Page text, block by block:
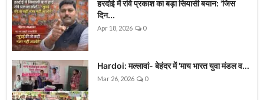
हरदोई में रवि प्रकाश का बड़ा सियासी बयान: 'जिस
दिन...
Apr 18, 2026 0
Hardoi: मल्लावां- बेहंदर में 'माय भारत युवा मंडल व...
Mar 26, 2026 0